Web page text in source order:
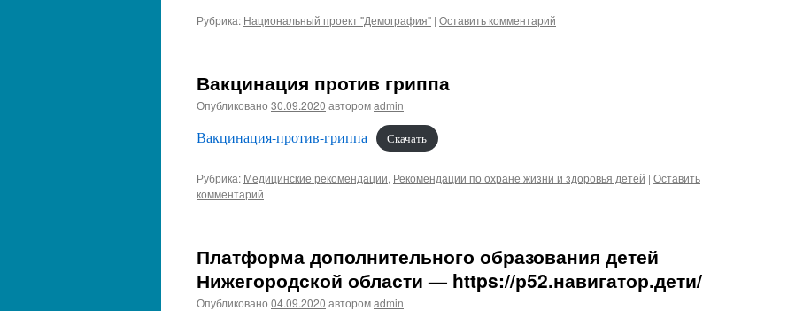
Рубрика: Национальный проект "Демография" | Оставить комментарий
Вакцинация против гриппа
Опубликовано 30.09.2020 авторомadmin
Вакцинация-против-гриппа Скачать
Рубрика: Медицинские рекомендации, Рекомендации по охране жизни и здоровья детей | Оставить
комментарий
Платформа дополнительного образования детей
Нижегородской области — https://р52.навигатор.дети/
Опубликовано 04.09.2020 авторомadmin